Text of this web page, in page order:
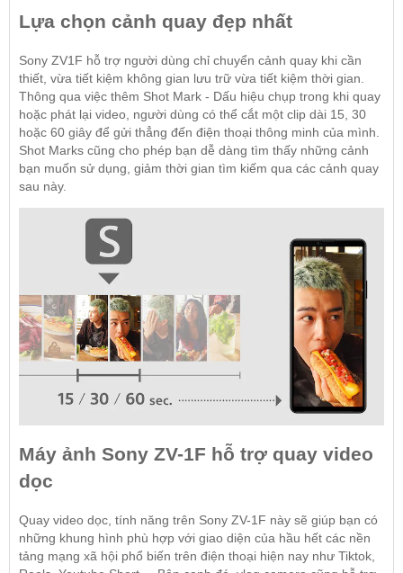
Lựa chọn cảnh quay đẹp nhất
Sony ZV1F hỗ trợ người dùng chỉ chuyển cảnh quay khi cần
thiết, vừa tiết kiệm không gian lưu trữ vừa tiết kiệm thời gian.
Thông qua việc thêm Shot Mark - Dấu hiệu chụp trong khi quay
hoặc phát lại video, người dùng có thể cắt một clip dài 15, 30
hoặc 60 giây để gửi thẳng đến điện thoại thông minh của mình.
Shot Marks cũng cho phép bạn dễ dàng tìm thấy những cảnh
bạn muốn sử dụng, giảm thời gian tìm kiếm qua các cảnh quay
sau này.
Máy ảnh Sony ZV-1F hỗ trợ quay video
dọc
Quay video dọc, tính năng trên Sony ZV-1F này sẽ giúp bạn có
những khung hình phù hợp với giao diện của hầu hết các nền
tảng mạng xã hội phổ biến trên điện thoại hiện nay như Tiktok,